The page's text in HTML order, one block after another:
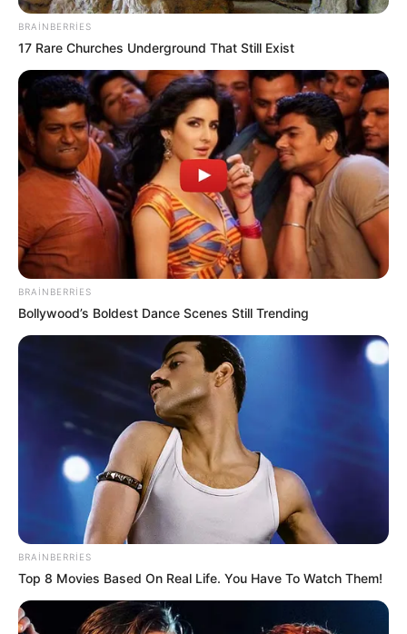
22:04 / 06 Avqust 2026
Paytaxtın bu ərazilərində
72 0 0
CƏMİYYƏT
Əhalinin diqqətinə! Bu tarixdən havalar
SƏRİNLƏŞİR
BRAINBERRIES
17 Rare Churches Underground That Still Exist
BRAINBERRIES
Bollywood’s Boldest Dance Scenes Still Trending
BRAINBERRIES
Top 8 Movies Based On Real Life. You Have To Watch Them!